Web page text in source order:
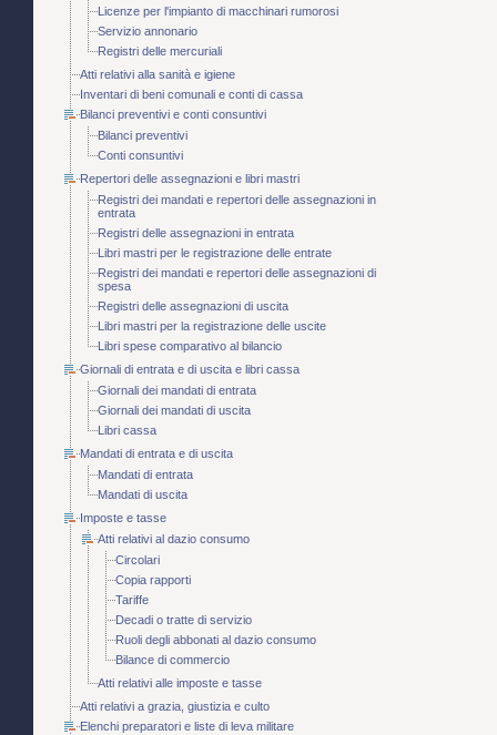
Licenze per l'impianto di macchinari rumorosi
Servizio annonario
Registri delle mercuriali
Atti relativi alla sanità e igiene
Inventari di beni comunali e conti di cassa
Bilanci preventivi e conti consuntivi
Bilanci preventivi
Conti consuntivi
Repertori delle assegnazioni e libri mastri
Registri dei mandati e repertori delle assegnazioni in
entrata
Registri delle assegnazioni in entrata
Libri mastri per le registrazione delle entrate
Registri dei mandati e repertori delle assegnazioni di
spesa
Registri delle assegnazioni di uscita
Libri mastri per la registrazione delle uscite
Libri spese comparativo al bilancio
Giornali di entrata e di uscita e libri cassa
Giornali dei mandati di entrata
Giornali dei mandati di uscita
Libri cassa
Mandati di entrata e di uscita
Mandati di entrata
Mandati di uscita
Imposte e tasse
Atti relativi al dazio consumo
Circolari
Copia rapporti
Tariffe
Decadi o tratte di servizio
Ruoli degli abbonati al dazio consumo
Bilance di commercio
Atti relativi alle imposte e tasse
Atti relativi a grazia, giustizia e culto
Elenchi preparatori e liste di leva militare